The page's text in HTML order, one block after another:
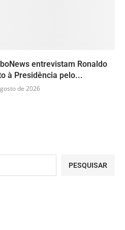
entrevistam Ronaldo
à Presidência pelo...
de 2026
PESQUISAR